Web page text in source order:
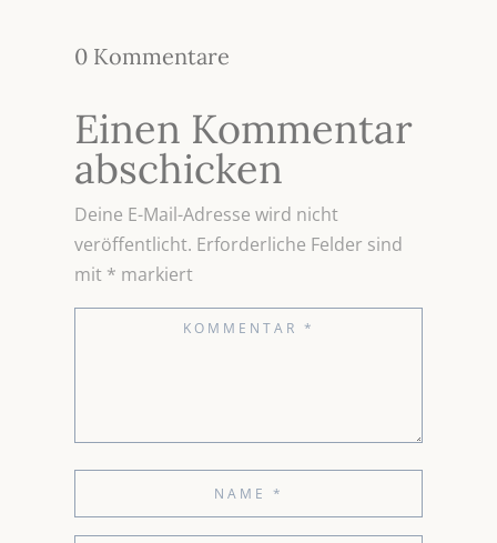
0 Kommentare
Einen Kommentar
abschicken
Deine E-Mail-Adresse wird nicht
veröffentlicht. Erforderliche Felder sind
mit * markiert